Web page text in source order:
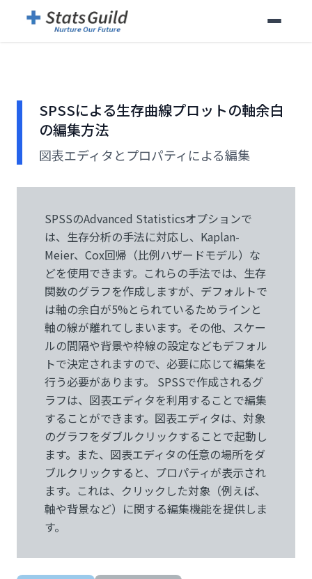
SPSSによる生存曲線プロットの軸余白
の編集方法
図表エディタとプロパティによる編集
SPSSのAdvanced Statisticsオプションで
は、生存分析の手法に対応し、Kaplan-
Meier、Cox回帰（比例ハザードモデル）な
どを使用できます。これらの手法では、生存
関数のグラフを作成しますが、デフォルトで
は軸の余白が5%とられているためラインと
軸の線が離れてしまいます。その他、スケー
ルの間隔や背景や枠線の設定などもデフォル
トで決定されますので、必要に応じて編集を
行う必要があります。 SPSSで作成されるグ
ラフは、図表エディタを利用することで編集
することができます。図表エディタは、対象
のグラフをダブルクリックすることで起動し
ます。また、図表エディタの任意の場所をダ
ブルクリックすると、プロパティが表示され
ます。これは、クリックした対象（例えば、
軸や背景など）に関する編集機能を提供しま
す。